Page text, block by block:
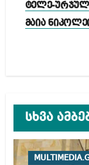
ტელე-
მაია
სხვა